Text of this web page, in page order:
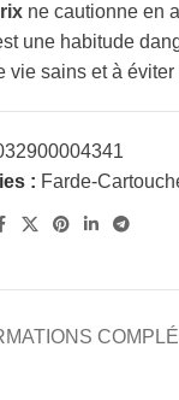
ne cautionne en
une habitude
vie sains et à
: Farde-